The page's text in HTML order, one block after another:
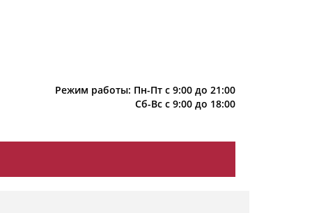
Режим работы: Пн-Пт с 9:00 до 21:00
Сб-Вс с 9:00 до 18:00